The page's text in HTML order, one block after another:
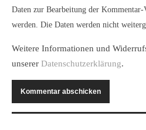
Daten zur Bearbeitung der
werden. Die Daten werden nicht
Weitere Informationen und
unserer Datenschutzerklärung.